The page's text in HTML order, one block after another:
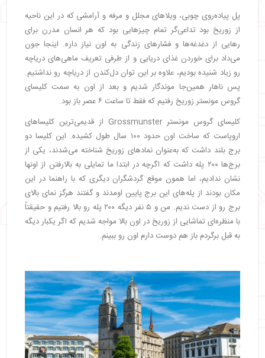
پل پیاده‌روی چوبی، ویلاهای مجلل و مرفه و آرامشی که در این ناحیه
از زوریخ بود تداعی‌گر تمام چیزهایی بود که هر انسان مدرن برای
رهایی از دغدغه‌ها و فشارهای زندگی به اون نیاز داره. اینجا جون
می‌داد برای خوردن غذای دریایی و از طرفی تعریف ماهی‌های دریاچه
رو زیاد شنیده بودیم، علاوه بر این توان دل‌کندن از دریاچه رو نداشتیم.
پس ناهار همین‌جا موندگار شدیم و بعد از اون به سمت کلیسای
گروس مونستر زوریخ رفتیم که فقط تا ساعت ۶ عصر باز بود.
کلیسای گروس مونستر Grossmunster از قدیمی‌ترین کلیساهای
اروپاست که ساخت اون حدود ۱۰۰ سال طول کشیده. این کلیسا دو
برج بلند داشت که به‌عنوان نمادهای زوریخ شناخته می‌شدند، یکی از
برج‌ها ۲۰۰ پله داشت که اگرچه در ابتدا ما تمایلی به بالارفتن از اونها
نشان ندادیم، اما همون موقع گردشگران دیگری که با راهنما در این
مکان بودند از پله‌های این برج پایین اومدند و گفتند هرگز نمای بالای
برج رو از دست ندیم. من و ۵ نفر دیگه ۲۰۰ پله رو بالا رفتیم و حقیقتاً
با منظره‌ای تماشایی از زوریخ در اون بالا مواجه شدیم که اگر یکبار دیگه
به قبل برگردم باز هم دوست دارم اون رو ببینم.